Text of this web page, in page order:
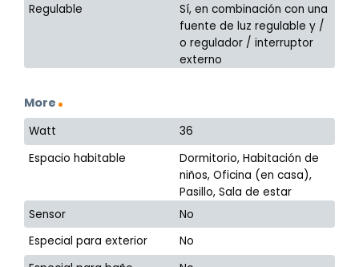
Regulable
Sí, en combinación con una
fuente de luz regulable y /
o regulador / interruptor
externo
More
Watt
36
Espacio habitable
Dormitorio, Habitación de
niños, Oficina (en casa),
Pasillo, Sala de estar
Sensor
No
Especial para exterior
No